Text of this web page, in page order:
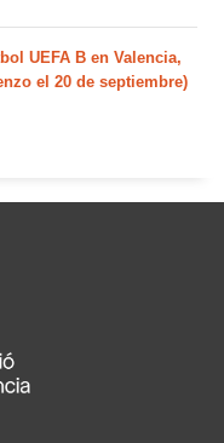
UEFA B en Valencia,
el 20 de septiembre)